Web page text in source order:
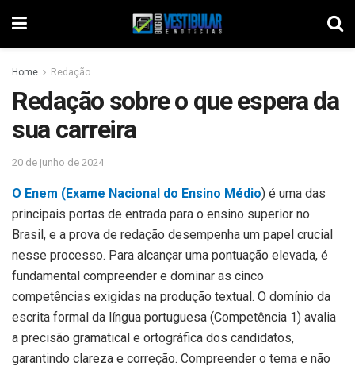
Home Redação
Redação sobre o que espera da
sua carreira
20 de junho de 2024
O Enem (Exame Nacional do Ensino Médio) é uma das
principais portas de entrada para o ensino superior no
Brasil, e a prova de redação desempenha um papel crucial
nesse processo. Para alcançar uma pontuação elevada, é
fundamental compreender e dominar as cinco
competências exigidas na produção textual. O domínio da
escrita formal da língua portuguesa (Competência 1) avalia
a precisão gramatical e ortográfica dos candidatos,
garantindo clareza e correção. Compreender o tema e não